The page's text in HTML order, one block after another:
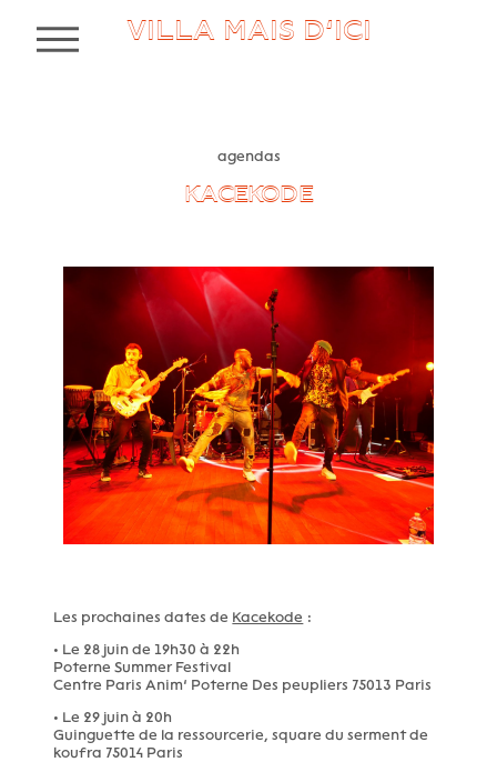
VILLA MAIS D’ICI
MENU
agendas
KACEKODE
Les prochaines dates de Kacekode :
• Le 28 juin de 19h30 à 22h
Poterne Summer Festival
Centre Paris Anim’ Poterne Des peupliers 75013 Paris
• Le 29 juin à 20h
Guinguette de la ressourcerie, square du serment de
koufra 75014 Paris